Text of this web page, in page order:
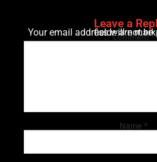
Leave a
Your email address will not be
Required fields are
Comment*
Name *